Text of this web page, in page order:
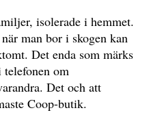
isolerade i hemmet.
man bor i skogen kan
Det enda som märks
telefonen om
Det och att
Coop-butik.